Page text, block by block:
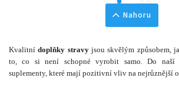
Nahoru
Kvalitnídoplňky stravyjsou skvělým způsobem,
to, co si není schopné vyrobit samo. Do naší
suplementy, které mají pozitivní vliv na nejrůznější